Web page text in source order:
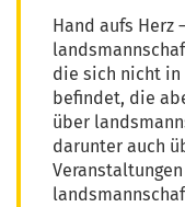
Hand aufs Herz
die sich nicht in
befindet, die
über
darunter auch